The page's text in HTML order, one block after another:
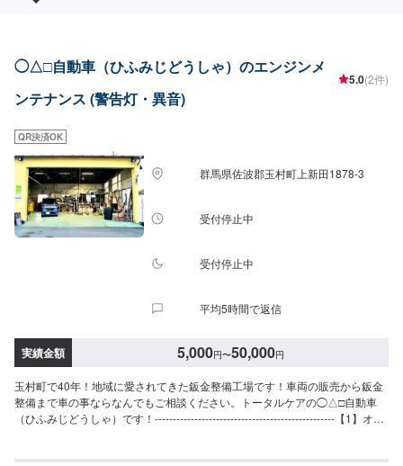
利用ください。※代車の燃料代はお客様にご負担いただいております。-----ご
フへ「メンテモで予約しました」とお伝えください。ご案内いたします。
【定休日・営業時間】定休日：日曜日、祝日営業時間：8:30~1７:00
◯△□自動車（ひふみじどうしゃ）のエンジンメ
ンテナンス (警告灯・異音)
5.0(2件)
QR決済OK
群馬県佐波郡玉村町上新田1878-3
受付停止中
受付停止中
平均5時間で返信
実績金額 5,000円〜50,000円
玉村町で40年！地域に愛されてきた鈑金整備工場です！車両の販売から鈑金
整備まで車の事ならなんでもご相談ください。トータルケアの◯△□自動車
（ひふみじどうしゃ）です！--------------------------------------------------【1】オフ